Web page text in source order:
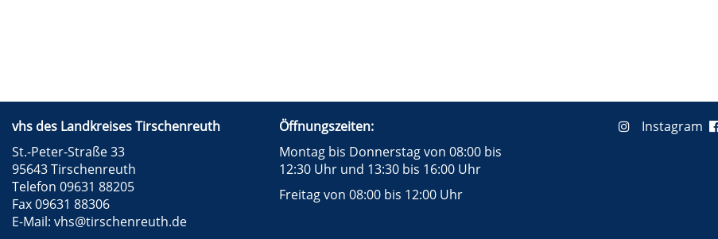
vhs des Landkreises Tirschenreuth
St.-Peter-Straße 33
95643 Tirschenreuth
Telefon 09631 88205
Fax 09631 88306
E-Mail: vhs@tirschenreuth.de
Öffnungszeiten:
Montag bis Donnerstag von 08:00 bis
12:30 Uhr und 13:30 bis 16:00 Uhr
Freitag von 08:00 bis 12:00 Uhr
Instagram